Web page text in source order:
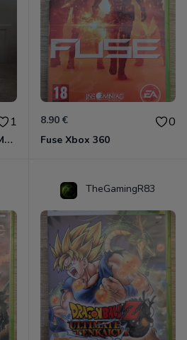
1
Son Goku BWFC Super Master Stars
8.90 € 0
Fuse Xbox 360
TheGamingR83